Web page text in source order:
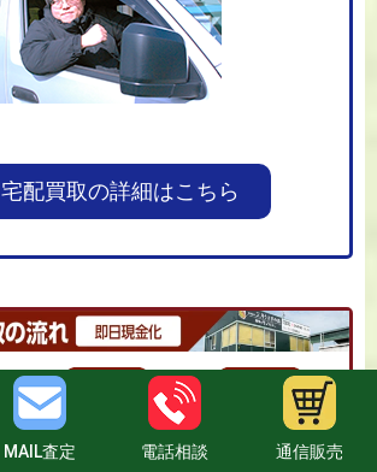
宅配買取の詳細はこちら
MAIL査定 電話相談 通信販売